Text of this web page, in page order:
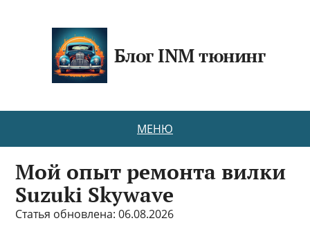
Блог INM тюнинг
МЕНЮ
Мой опыт ремонта вилки
Suzuki Skywave
Статья обновлена: 06.08.2026